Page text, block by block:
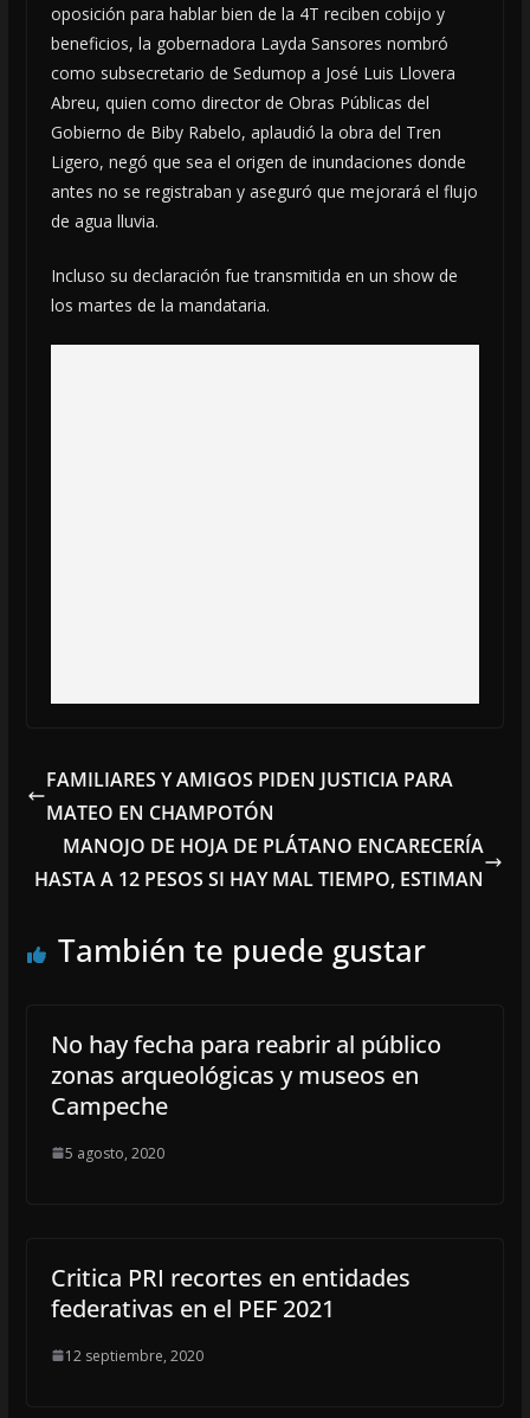
oposición para hablar bien de la 4T reciben cobijo y
beneficios, la gobernadora Layda Sansores nombró
como subsecretario de Sedumop a José Luis Llovera
Abreu, quien como director de Obras Públicas del
Gobierno de Biby Rabelo, aplaudió la obra del Tren
Ligero, negó que sea el origen de inundaciones donde
antes no se registraban y aseguró que mejorará el flujo
de agua lluvia.
Incluso su declaración fue transmitida en un show de
los martes de la mandataria.
FAMILIARES Y AMIGOS PIDEN JUSTICIA PARA
MATEO EN CHAMPOTÓN
MANOJO DE HOJA DE PLÁTANO ENCARECERÍA
HASTA A 12 PESOS SI HAY MAL TIEMPO, ESTIMAN
También te puede gustar
No hay fecha para reabrir al público
zonas arqueológicas y museos en
Campeche
5 agosto, 2020
Critica PRI recortes en entidades
federativas en el PEF 2021
12 septiembre, 2020